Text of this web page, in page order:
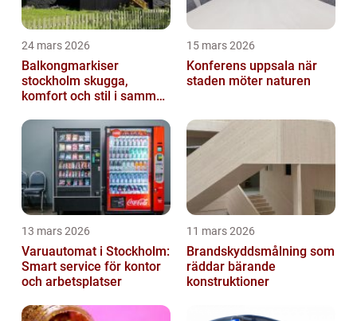
24 mars 2026
Balkongmarkiser
stockholm skugga,
komfort och stil i samma
15 mars 2026
Konferens uppsala när
staden möter naturen
13 mars 2026
Varuautomat i Stockholm:
Smart service för kontor
och arbetsplatser
11 mars 2026
Brandskyddsmålning som
räddar bärande
konstruktioner